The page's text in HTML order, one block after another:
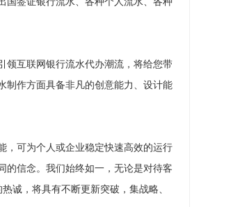
领互联网银行流水代办潮流，将给您带
制作方面具备非凡的创意能力、设计能
，可为个人或企业稳定快速高效的运行
的信念。我们始终如一，无论是对待客
诚，将具有不断更新突破，集战略、